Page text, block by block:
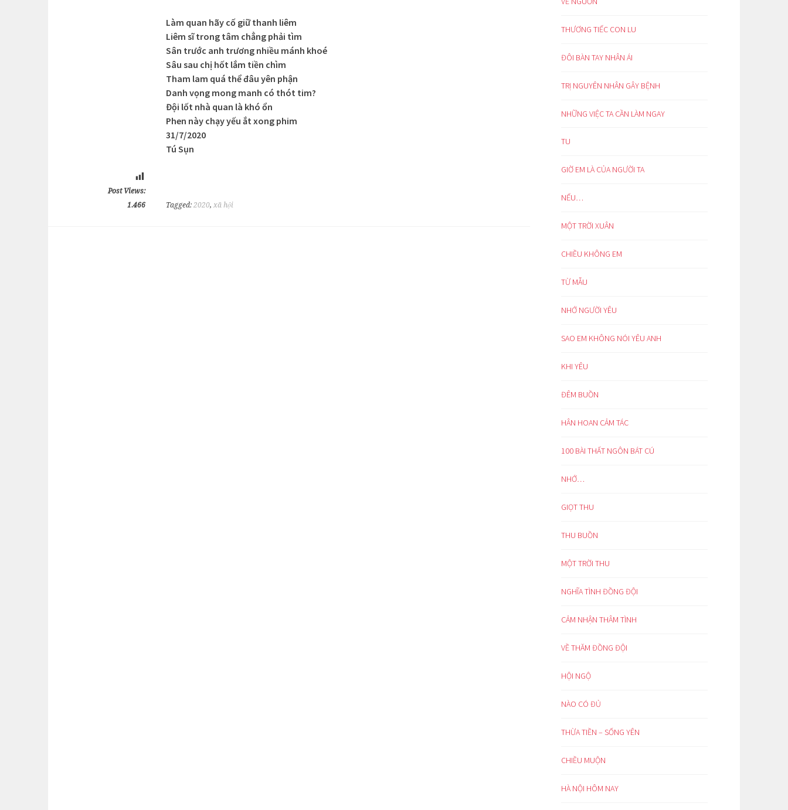
Làm quan hãy cố giữ thanh liêm
Liêm sĩ trong tâm chẳng phải tìm
Sân trước anh trương nhiều mánh khoé
Sâu sau chị hốt lắm tiền chìm
Tham lam quá thể đâu yên phận
Danh vọng mong manh có thót tim?
Đội lốt nhà quan là khó ổn
Phen này chạy yếu ắt xong phim
31/7/2020
Tú Sụn
Post Views:
1.466
Tagged: 2020, xã hội
THƯƠNG TIẾC CON LU
ĐÔI BÀN TAY NHÂN ÁI
TRỊ NGUYÊN NHÂN GÂY BỆNH
NHỮNG VIỆC TA CẦN LÀM NGAY
TU
GIỜ EM LÀ CỦA NGƯỜI TA
NẾU…
MỘT TRỜI XUÂN
CHIỀU KHÔNG EM
TỪ MẪU
NHỚ NGƯỜI YÊU
SAO EM KHÔNG NÓI YÊU ANH
KHI YÊU
ĐÊM BUỒN
HÂN HOAN CẢM TÁC
100 BÀI THẤT NGÔN BÁT CÚ
NHỚ…
GIỌT THU
THU BUỒN
MỘT TRỜI THU
NGHĨA TÌNH ĐỒNG ĐỘI
CẢM NHẬN THÂM TÌNH
VỀ THĂM ĐỒNG ĐỘI
HỘI NGỘ
NÀO CÓ ĐỦ
THỪA TIỀN – SỐNG YÊN
CHIỀU MUỘN
HÀ NỘI HÔM NAY